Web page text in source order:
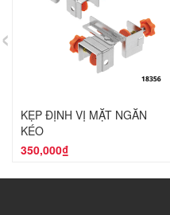
KẸP ĐỊNH VỊ MẶT NGĂN
KÉO
350,000₫
‹